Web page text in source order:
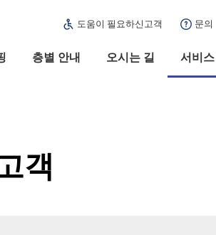
층별 안내 오시는 길 서비
도움이 필요하신 고객 문의
객